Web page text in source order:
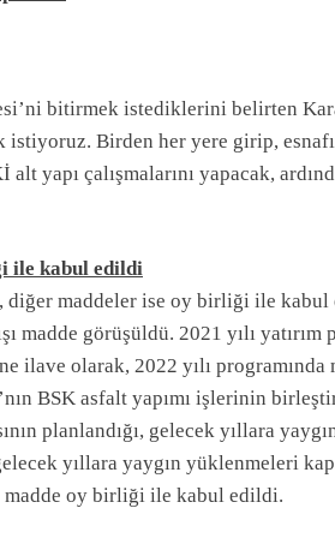
bitirmek istediklerini belirten
Birden her yere girip,
yapı çalışmalarını yapacak,
ile kabul edildi
maddeler ise oy birliği ile kabul
madde görüşüldü. 2021 yılı yatırım
ilave olarak, 2022 yılı
BSK asfalt yapımı işlerinin
planlandığı, gelecek yıllara
yıllara yaygın yüklenmeleri
madde oy birliği ile kabul edildi.